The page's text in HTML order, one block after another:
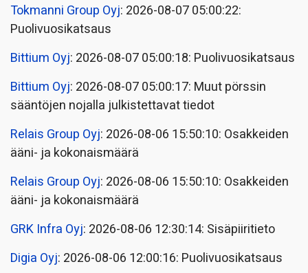
Tokmanni Group Oyj: 2026-08-07 05:00:22:
Puolivuosikatsaus
Bittium Oyj: 2026-08-07 05:00:18: Puolivuosikatsaus
Bittium Oyj: 2026-08-07 05:00:17: Muut pörssin
sääntöjen nojalla julkistettavat tiedot
Relais Group Oyj: 2026-08-06 15:50:10: Osakkeiden
ääni- ja kokonaismäärä
Relais Group Oyj: 2026-08-06 15:50:10: Osakkeiden
ääni- ja kokonaismäärä
GRK Infra Oyj: 2026-08-06 12:30:14: Sisäpiiritieto
Digia Oyj: 2026-08-06 12:00:16: Puolivuosikatsaus